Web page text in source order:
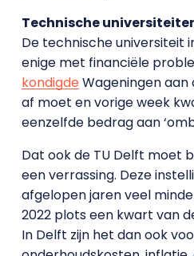
Technische
De technische universiteit
enige met financiële
kondigdeWageningen
af moet en vorige week
eenzelfde bedrag aan
Dat ook de TU Delft moet
een verrassing. Deze
afgelopen jaren veel
2022 plots een kwart van
In Delft zijn het dan ook